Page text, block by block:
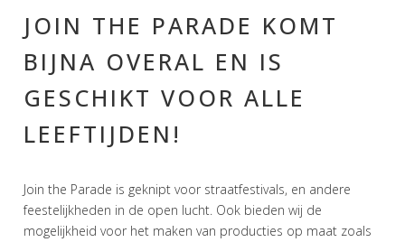
JOIN THE PARADE KOMT
BIJNA OVERAL EN IS
GESCHIKT VOOR ALLE
LEEFTIJDEN!
Join the Parade is geknipt voor straatfestivals, en andere
feestelijkheden in de open lucht. Ook bieden wij de
mogelijkheid voor het maken van producties op maat zoals